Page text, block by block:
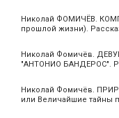
Николай ФОМИЧЁВ.
прошлой жизни).
Николай Фомичёв.
"АНТОНИО БАНДЕРОС".
Николай Фомичёв.
или Величайшие тайны